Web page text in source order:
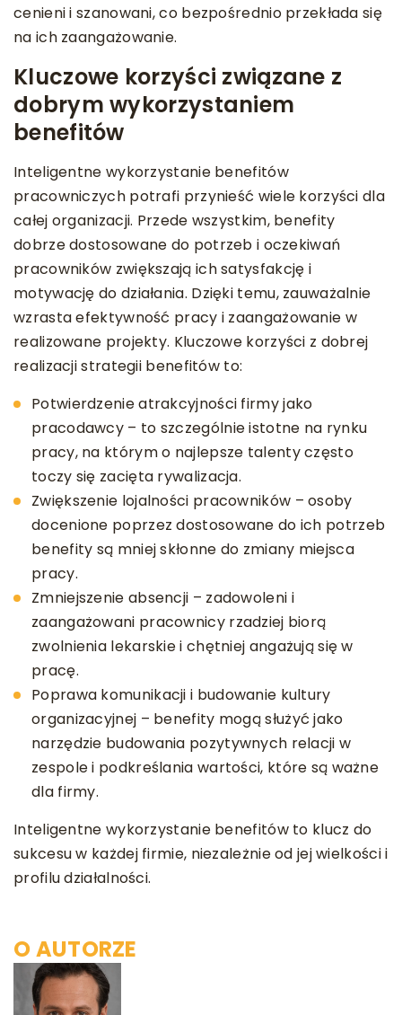
cenieni i szanowani, co bezpośrednio przekłada się
na ich zaangażowanie.
Kluczowe korzyści związane z
dobrym wykorzystaniem
benefitów
Inteligentne wykorzystanie benefitów
pracowniczych potrafi przynieść wiele korzyści dla
całej organizacji. Przede wszystkim, benefity
dobrze dostosowane do potrzeb i oczekiwań
pracowników zwiększają ich satysfakcję i
motywację do działania. Dzięki temu, zauważalnie
wzrasta efektywność pracy i zaangażowanie w
realizowane projekty. Kluczowe korzyści z dobrej
realizacji strategii benefitów to:
Potwierdzenie atrakcyjności firmy jako
pracodawcy – to szczególnie istotne na rynku
pracy, na którym o najlepsze talenty często
toczy się zacięta rywalizacja.
Zwiększenie lojalności pracowników – osoby
docenione poprzez dostosowane do ich potrzeb
benefity są mniej skłonne do zmiany miejsca
pracy.
Zmniejszenie absencji – zadowoleni i
zaangażowani pracownicy rzadziej biorą
zwolnienia lekarskie i chętniej angażują się w
pracę.
Poprawa komunikacji i budowanie kultury
organizacyjnej – benefity mogą służyć jako
narzędzie budowania pozytywnych relacji w
zespole i podkreślania wartości, które są ważne
dla firmy.
Inteligentne wykorzystanie benefitów to klucz do
sukcesu w każdej firmie, niezależnie od jej wielkości i
profilu działalności.
O AUTORZE